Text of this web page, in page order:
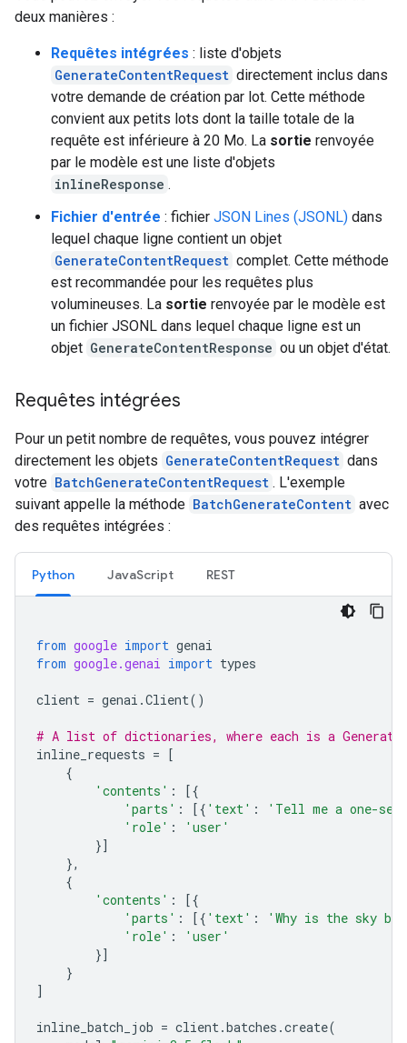
deux manières :
Requêtes intégrées : liste d'objets
GenerateContentRequest directement inclus dans
votre demande de création par lot. Cette méthode
convient aux petits lots dont la taille totale de la
requête est inférieure à 20 Mo. La sortie renvoyée
par le modèle est une liste d'objets
inlineResponse .
Fichier d'entrée : fichier JSON Lines (JSONL) dans
lequel chaque ligne contient un objet
GenerateContentRequest complet. Cette méthode
est recommandée pour les requêtes plus
volumineuses. La sortie renvoyée par le modèle est
un fichier JSONL dans lequel chaque ligne est un
objet GenerateContentResponse ou un objet d'état.
Requêtes intégrées
Pour un petit nombre de requêtes, vous pouvez intégrer
directement les objets GenerateContentRequest dans
votre BatchGenerateContentRequest . L'exemple
suivant appelle la méthode BatchGenerateContent avec
des requêtes intégrées :
Python JavaScript REST
from google import genai
from google.genai import types
client = genai .Client()
# A list of dictionaries, where each is a
inline_requests = [
{
'contents' :
[{
'parts' : [{ 'text' :
'Tell me a one-
'role' :
'user'
}]
},
{
'contents' :
[{
'parts' : [{ 'text' :
'Why is the sky
'role' :
'user'
}]
}
]
inline_batch_job = client.batches .create(